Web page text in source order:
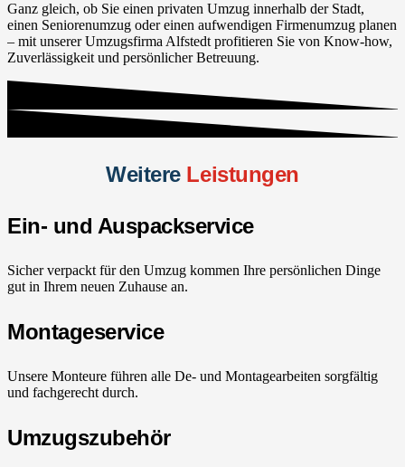
Ganz gleich, ob Sie einen privaten Umzug innerhalb der Stadt,
einen Seniorenumzug oder einen aufwendigen Firmenumzug planen
– mit unserer Umzugsfirma Alfstedt profitieren Sie von Know-how,
Zuverlässigkeit und persönlicher Betreuung.
Weitere Leistungen
Ein- und Auspackservice
Sicher verpackt für den Umzug kommen Ihre persönlichen Dinge
gut in Ihrem neuen Zuhause an.
Montageservice
Unsere Monteure führen alle De- und Montagearbeiten sorgfältig
und fachgerecht durch.
Umzugszubehör